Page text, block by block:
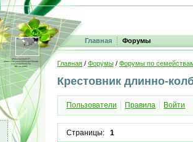
Главная Форумы
Главная / Форумы / Форумы по
Крестовник длинно-
Пользователи Правила Войти
Страницы: 1